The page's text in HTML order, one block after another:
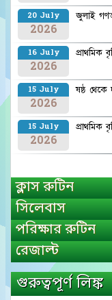
20 July
2026
জুলাই
16 July
2026
প্রাথমিক
15 July
2026
ষষ্ঠ থেকে
15 July
2026
প্রাথমিক
ক্লাস রুটিন
সিলেবাস
পরিক্ষার রুটিন
রেজাল্ট
গুরুত্বপূর্ণ লিঙ্ক